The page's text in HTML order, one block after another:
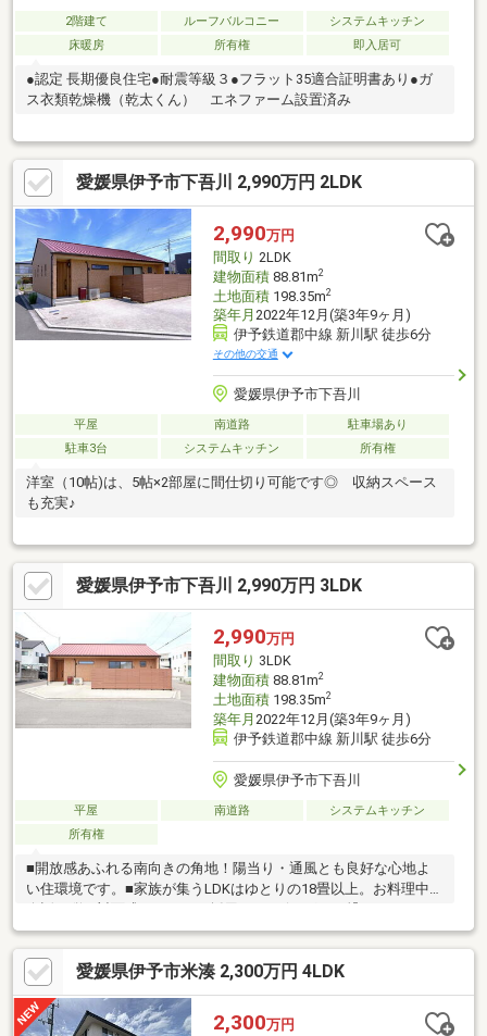
2階建て ルーフバルコニー
システムキッチン
床暖房
所有権 即入居可
●認定 長期優良住宅●耐震等級３●フラット35適合証明書あり●ガ
ス衣類乾燥機（乾太くん） エネファーム設置済み
愛媛県伊予市下吾川 2,990万円 2LDK
2,990万円
間取り 2LDK
建物面積88.81m2
土地面積198.35m2
築年月 2022年12月(築3年9ヶ月)
伊予鉄道郡中線 新川駅 徒歩6分
その他の交通
愛媛県伊予市下吾川
平屋 南道路
駐車場あり
駐車3台
システムキッチン 所有権
洋室（10帖)は、5帖×2部屋に間仕切り可能です◎ 収納スペース
も充実♪
愛媛県伊予市下吾川 2,990万円 3LDK
2,990万円
間取り 3LDK
建物面積88.81m2
土地面積198.35m2
築年月 2022年12月(築3年9ヶ月)
伊予鉄道郡中線 新川駅 徒歩6分
愛媛県伊予市下吾川
平屋 南道路
システムキッチン
所有権
■開放感あふれる南向きの角地！陽当り・通風とも良好な心地よ
い住環境です。■家族が集うLDKはゆとりの18畳以上。お料理中も
会話が弾む対面式キッチンを採用。■リビングから繋がるウッド
デッキと南庭は、BBQや子どもの遊び場に最適です。■玄関がすっ
きり片付くシューズインクロークや、服をたっぷりしまえるウォ
ークインクローゼットなど、全居室に充実の収納スペースを確
保。■駅まで平坦なアプローチで、日々の通勤・通学や小さなお
子様とのお出かけもスムーズです。
愛媛県伊予市米湊 2,300万円 4LDK
2,300万円